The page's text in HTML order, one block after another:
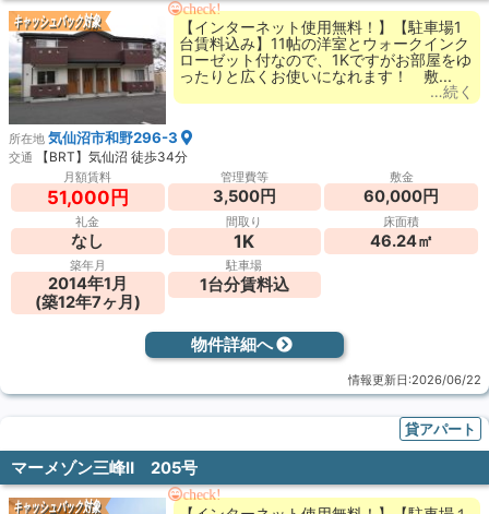
キャッシュバック対象
check!
【インターネット使用無料！】【駐車場1
台賃料込み】11帖の洋室とウォークインク
ローゼット付なので、1Kですがお部屋をゆ
ったりと広くお使いになれます！ 敷...
…続く
所在地 気仙沼市和野296-3
交通 【BRT】気仙沼 徒歩34分
月額賃料
51,000円
管理費等
3,500円
敷金
60,000円
礼金
なし
間取り
1K
床面積
46.24㎡
築年月
2014年1月
(築12年7ヶ月)
駐車場
1台分賃料込
物件詳細へ
情報更新日:2026/06/22
貸アパート
マーメゾン三峰Ⅱ 205号
キャッシュバック対象
check!